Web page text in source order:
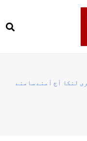
لنکا آج آمنے سامنے